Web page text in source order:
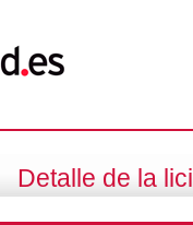
Detalle de la